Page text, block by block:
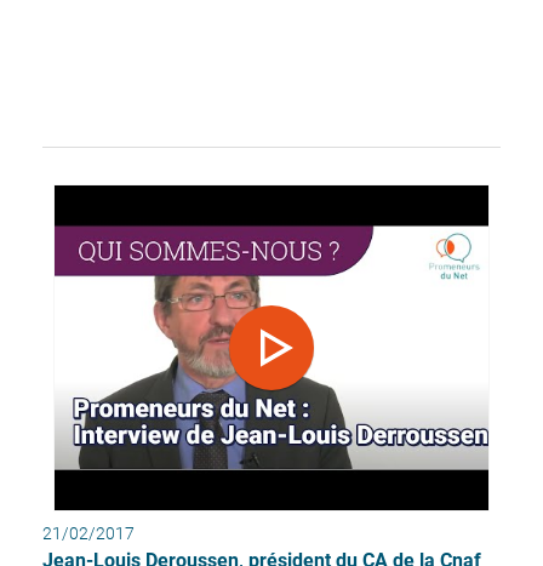
21/02/2017
Jean-Louis Deroussen, président du CA de la Cnaf